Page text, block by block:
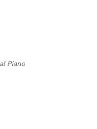
Piano